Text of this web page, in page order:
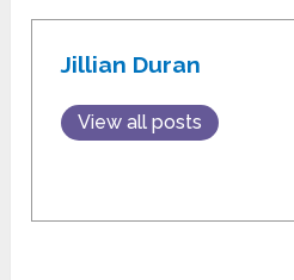
Jillian Duran
View all posts